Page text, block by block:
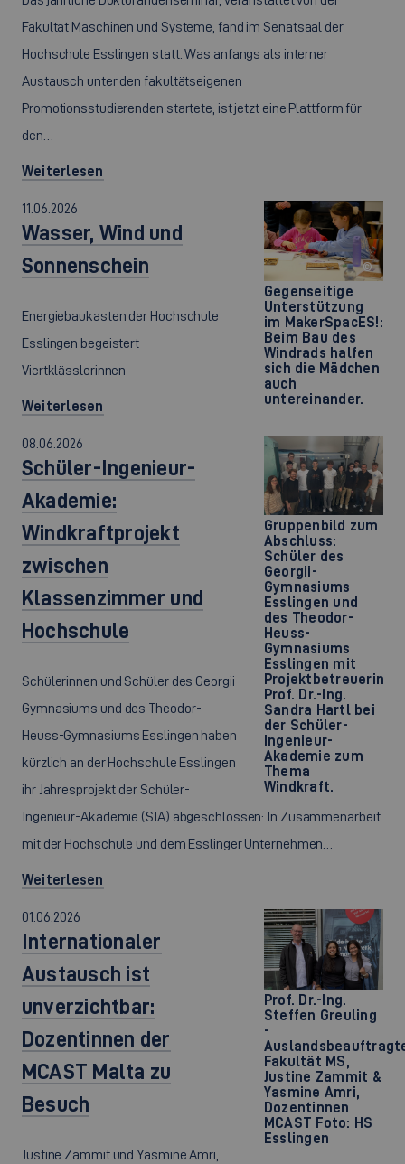
Fakultät Maschinen und Systeme, fand im Senatsaal der
Hochschule Esslingen statt. Was anfangs als interner
Austausch unter den fakultätseigenen
Promotionsstudierenden startete, ist jetzt eine Plattform für
den…
Weiterlesen
Gegenseitige
Unterstützung
im MakerSpacES!:
Beim Bau des
Windrads halfen
sich die Mädchen
auch
untereinander.
©
11.06.2026
Wasser, Wind und
Sonnenschein
Energiebaukasten der Hochschule
Esslingen begeistert
Viertklässlerinnen
Weiterlesen
Gruppenbild zum
Abschluss:
Schüler des
Georgii-
Gymnasiums
Esslingen und
des Theodor-
Heuss-
Gymnasiums
Esslingen mit
Projektbetreuerin
Prof. Dr.-Ing.
Sandra Hartl bei
der Schüler-
Ingenieur-
Akademie zum
Thema
Windkraft.
08.06.2026
Schüler-Ingenieur-
Akademie:
Windkraftprojekt
zwischen
Klassenzimmer und
Hochschule
Schülerinnen und Schüler des Georgii-
Gymnasiums und des Theodor-
Heuss-Gymnasiums Esslingen haben
kürzlich an der Hochschule Esslingen
ihr Jahresprojekt der Schüler-
Ingenieur-Akademie (SIA) abgeschlossen: In Zusammenarbeit
mit der Hochschule und dem Esslinger Unternehmen…
Weiterlesen
Prof. Dr.-Ing.
Steffen Greuling
-
Fakultät MS,
Justine Zammit &
Yasmine Amri,
Dozentinnen
MCAST Foto: HS
Esslingen
01.06.2026
Internationaler
Austausch ist
unverzichtbar:
Dozentinnen der
MCAST Malta zu
Besuch
Justine Zammit und Yasmine Amri,